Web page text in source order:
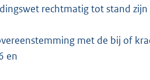
rechtmatig tot stand
met de bij of
en